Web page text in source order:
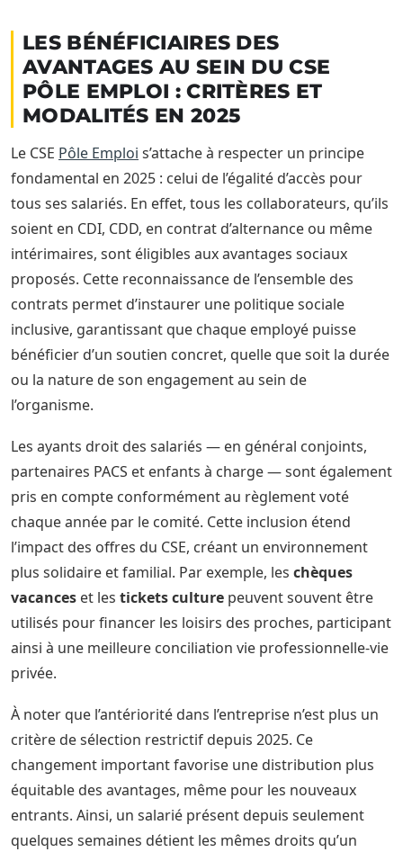
LES BÉNÉFICIAIRES DES
AVANTAGES AU SEIN DU CSE
PÔLE EMPLOI : CRITÈRES ET
MODALITÉS EN 2025
Le CSE Pôle Emploi s’attache à respecter un principe
fondamental en 2025 : celui de l’égalité d’accès pour
tous ses salariés. En effet, tous les collaborateurs, qu’ils
soient en CDI, CDD, en contrat d’alternance ou même
intérimaires, sont éligibles aux avantages sociaux
proposés. Cette reconnaissance de l’ensemble des
contrats permet d’instaurer une politique sociale
inclusive, garantissant que chaque employé puisse
bénéficier d’un soutien concret, quelle que soit la durée
ou la nature de son engagement au sein de
l’organisme.
Les ayants droit des salariés — en général conjoints,
partenaires PACS et enfants à charge — sont également
pris en compte conformément au règlement voté
chaque année par le comité. Cette inclusion étend
l’impact des offres du CSE, créant un environnement
plus solidaire et familial. Par exemple, les chèques
vacances et les tickets culture peuvent souvent être
utilisés pour financer les loisirs des proches, participant
ainsi à une meilleure conciliation vie professionnelle-vie
privée.
À noter que l’antériorité dans l’entreprise n’est plus un
critère de sélection restrictif depuis 2025. Ce
changement important favorise une distribution plus
équitable des avantages, même pour les nouveaux
entrants. Ainsi, un salarié présent depuis seulement
quelques semaines détient les mêmes droits qu’un